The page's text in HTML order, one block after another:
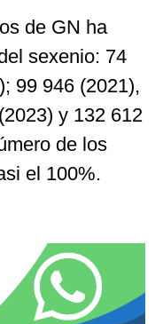
de GN ha
sexenio: 74
99 946 (2021),
y 132 612
de los
el 100%.